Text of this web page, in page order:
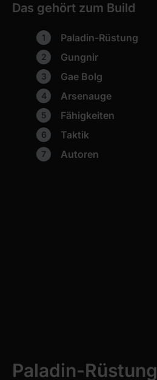
Das gehört zum Build
Paladin-Rüstung
Gungnir
Gae Bolg
Arsenauge
Fähigkeiten
Taktik
Autoren
Paladin-Rüstung